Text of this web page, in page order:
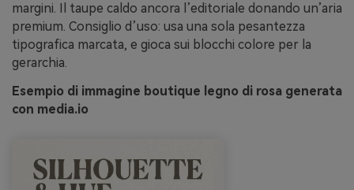
margini. Il taupe caldo ancora l’editoriale donando un’aria
premium. Consiglio d’uso: usa una sola pesantezza
tipografica marcata, e gioca sui blocchi colore per la
gerarchia.
Esempio di immagine boutique legno di rosa generata
con media.io